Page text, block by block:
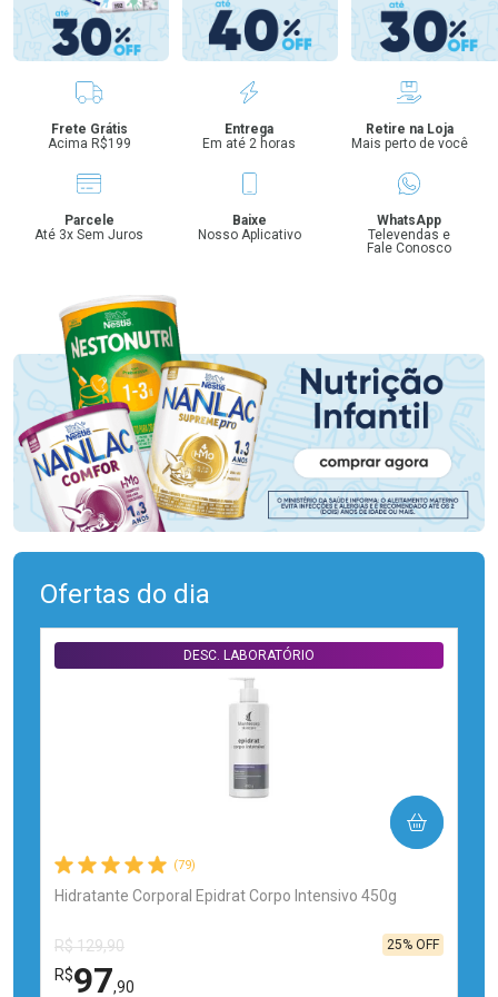
Benefícios
Frete Grátis
Acima R$199
Entrega
Em até 2 horas
Retire na Loja
Mais perto de você
Parcele
Até 3x Sem Juros
Baixe
Nosso Aplicativo
WhatsApp
Televendas e
Fale Conosco
Ofertas do dia
(79)
Hidratante Corporal Epidrat Corpo Intensivo 450g
DESC. LABORATÓRIO
R$ 129,90
R$97,90
25% OFF
COMPRAR